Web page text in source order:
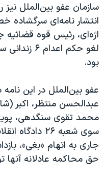
سازمان عفو بین‌الملل
انتشار نامه‌ای
اژه‌ای، رئیس قوه قضائیه
لغو حکم
بود.
عفو بین‌الملل در این
عبدالحسن منتظر، اکبر
محمد تقوی سنگدهی، پویا
سوی شعبه ۲۶
جاری به اتهام «بغی»،
حق محاکمه عادلانه آنها